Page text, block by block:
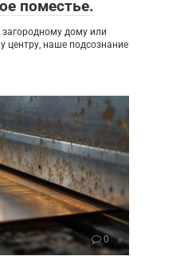
поместье.
дому или
центру, наше подсознание
0